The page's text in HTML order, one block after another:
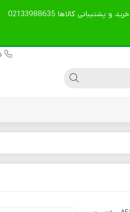
تمامی محصولات گارانتی 60 روزه دارند. قیمت ها آپدیت است. نوع ارسال را در توضیحات بنویسید. مشاوره فنی، خرید و پشتیبانی کالاها 02133988635
ماله پروانه ای